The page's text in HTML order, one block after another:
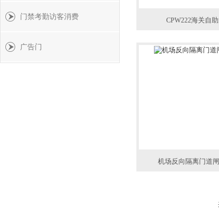
门禁考勤访客消费
广告门
CPW222海关自
机场反向隔离门道